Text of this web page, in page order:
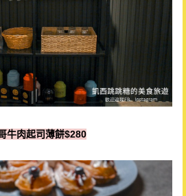
牛肉起司薄餅$280